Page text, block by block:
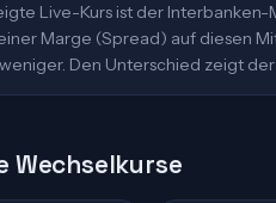
Live-Kurs ist der
Marge (Spread) auf diesen
Den Unterschied zeigt
Wechselkurse